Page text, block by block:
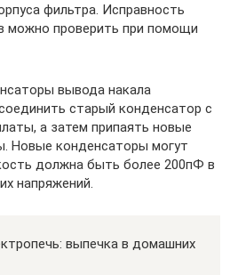
фильтра. Исправность
можно проверить при помощи
вывода накала
старый конденсатор с
а затем припаять новые
Новые конденсаторы могут
должна быть более 200пФ в
напряжений.
выпечка в домашних